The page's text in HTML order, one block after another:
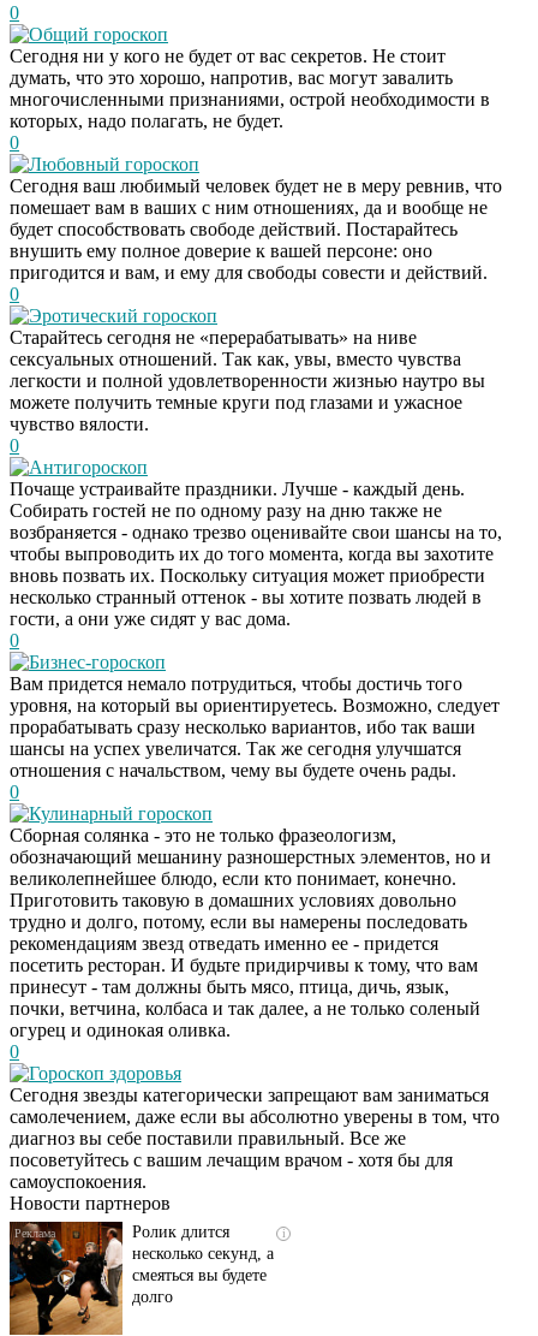
0
Общий гороскоп
Сегодня ни у кого не будет от вас секретов. Не стоит
думать, что это хорошо, напротив, вас могут завалить
многочисленными признаниями, острой необходимости в
которых, надо полагать, не будет.
0
Любовный гороскоп
Сегодня ваш любимый человек будет не в меру ревнив, что
помешает вам в ваших с ним отношениях, да и вообще не
будет способствовать свободе действий. Постарайтесь
внушить ему полное доверие к вашей персоне: оно
пригодится и вам, и ему для свободы совести и действий.
0
Эротический гороскоп
Старайтесь сегодня не «перерабатывать» на ниве
сексуальных отношений. Так как, увы, вместо чувства
легкости и полной удовлетворенности жизнью наутро вы
можете получить темные круги под глазами и ужасное
чувство вялости.
0
Антигороскоп
Почаще устраивайте праздники. Лучше - каждый день.
Собирать гостей не по одному разу на дню также не
возбраняется - однако трезво оценивайте свои шансы на то,
чтобы выпроводить их до того момента, когда вы захотите
вновь позвать их. Поскольку ситуация может приобрести
несколько странный оттенок - вы хотите позвать людей в
гости, а они уже сидят у вас дома.
0
Бизнес-гороскоп
Вам придется немало потрудиться, чтобы достичь того
уровня, на который вы ориентируетесь. Возможно, следует
прорабатывать сразу несколько вариантов, ибо так ваши
шансы на успех увеличатся. Так же сегодня улучшатся
отношения с начальством, чему вы будете очень рады.
0
Кулинарный гороскоп
Сборная солянка - это не только фразеологизм,
обозначающий мешанину разношерстных элементов, но и
великолепнейшее блюдо, если кто понимает, конечно.
Приготовить таковую в домашних условиях довольно
трудно и долго, потому, если вы намерены последовать
рекомендациям звезд отведать именно ее - придется
посетить ресторан. И будьте придирчивы к тому, что вам
принесут - там должны быть мясо, птица, дичь, язык,
почки, ветчина, колбаса и так далее, а не только соленый
огурец и одинокая оливка.
0
Гороскоп здоровья
Сегодня звезды категорически запрещают вам заниматься
самолечением, даже если вы абсолютно уверены в том, что
диагноз вы себе поставили правильный. Все же
посоветуйтесь с вашим лечащим врачом - хотя бы для
самоуспокоения.
Новости партнеров
i
Скрытая камера на
пляже Крыма: Что
люди вытворяют, когда
их не видят...
i
Ролик длится
несколько секунд, а
смеяться вы будете